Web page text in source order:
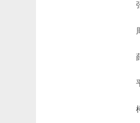
张 引
周 河
薛洪江
平永泉
柯焕章